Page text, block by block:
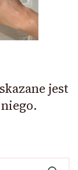
jest